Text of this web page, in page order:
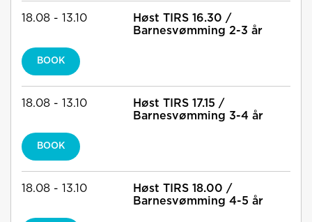
18.08 - 13.10
Høst TIRS 16.30 /
Barnesvømming 2-3 år
BOOK
18.08 - 13.10
Høst TIRS 17.15 /
Barnesvømming 3-4 år
BOOK
18.08 - 13.10
Høst TIRS 18.00 /
Barnesvømming 4-5 år